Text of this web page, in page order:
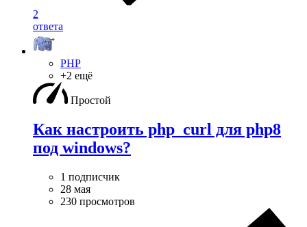
2
ответа
PHP
+2 ещё
Простой
Как настроить php_curl для php8
под windows?
1 подписчик
28 мая
230 просмотров